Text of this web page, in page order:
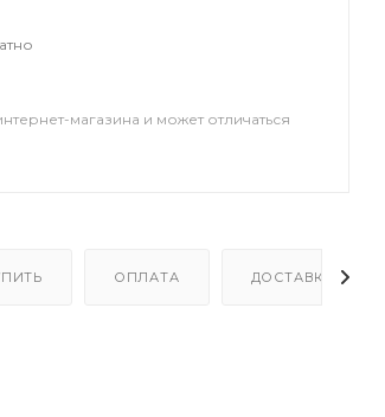
магазина и может отличаться
ОПЛАТА ДОСТАВКА